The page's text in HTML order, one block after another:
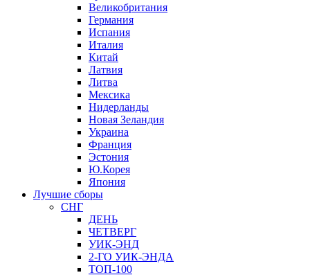
Великобритания
Германия
Испания
Италия
Китай
Латвия
Литва
Мексика
Нидерланды
Новая Зеландия
Украина
Франция
Эстония
Ю.Корея
Япония
Лучшие сборы
СНГ
ДЕНЬ
ЧЕТВЕРГ
УИК-ЭНД
2-ГО УИК-ЭНДА
ТОП-100